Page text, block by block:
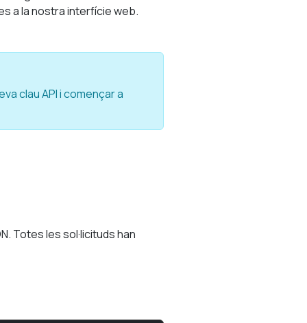
a la nostra interfície web.
clau API i començar a
Totes les sol·licituds han